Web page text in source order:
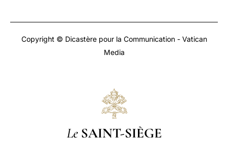
Copyright © Dicastère pour la Communication - Vatican
Media
Le SAINT-SIÈGE